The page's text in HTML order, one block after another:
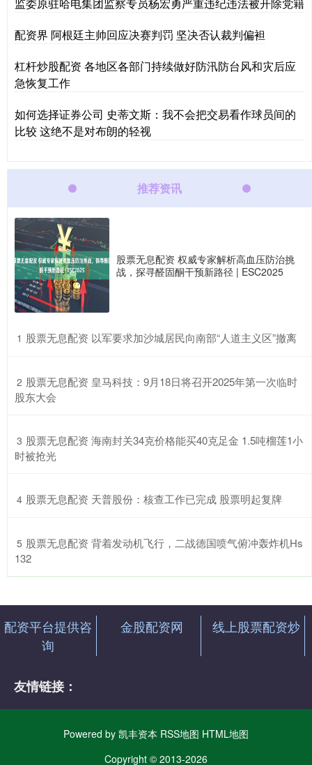
配资界 阿根廷主帅回应决赛判罚 坚决否认裁判偏袒
杠杆炒股配资 各地区各部门持续做好防汛防台风和灾后应
急恢复工作
如何选择证券公司 史蒂文斯：我不会把交易看作球员间的
比较 这绝不是对布朗的轻视
推荐资讯
股票无息配资 权威专家解析高血压防治挑
战，探寻醛固酮干预新路径 | ESC2025
1 ​股票无息配资 以军要求加沙城居民向南部“人道主义区”撤离
2 ​股票无息配资 皇马科技：9月18日将召开2025年第一次临时
股东大会
3 ​股票无息配资 海南封关34克价格能买40克足金 1.5吨榴莲1小
时被抢光
4 ​股票无息配资 天普股份：核查工作已完成 股票明起复牌
5 ​股票无息配资 背着发动机飞行，二战德国喷气俯冲轰炸机Hs
132
配资平台提供咨
询
金股配资网 线上股票配资炒
友情链接：
Powered by 凯丰资本 RSS地图 HTML地图
Copyright © 2013-2026